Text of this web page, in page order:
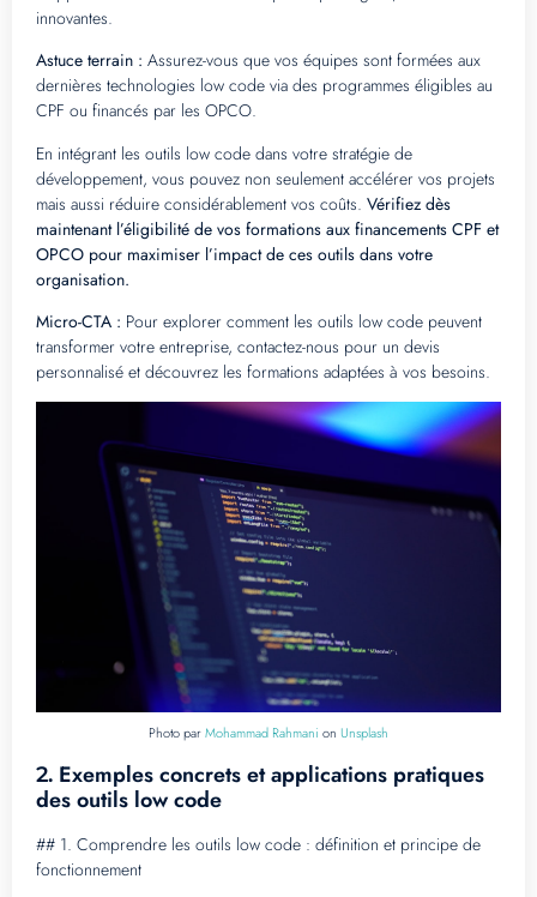
innovantes.
Astuce terrain : Assurez-vous que vos équipes sont formées aux
dernières technologies low code via des programmes éligibles au
CPF ou financés par les OPCO.
En intégrant les outils low code dans votre stratégie de
développement, vous pouvez non seulement accélérer vos projets
mais aussi réduire considérablement vos coûts. Vérifiez dès
maintenant l’éligibilité de vos formations aux financements CPF et
OPCO pour maximiser l’impact de ces outils dans votre
organisation.
Micro-CTA : Pour explorer comment les outils low code peuvent
transformer votre entreprise, contactez-nous pour un devis
personnalisé et découvrez les formations adaptées à vos besoins.
Photo parMohammad Rahmani on Unsplash
2. Exemples concrets et applications pratiques
des outils low code
## 1. Comprendre les outils low code : définition et principe de
fonctionnement